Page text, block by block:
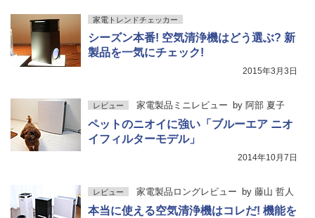
家電トレンドチェッカー
シーズン本番! 空気清浄機はどう選ぶ? 新
製品を一気にチェック!
2015年3月3日
レビュー 家電製品ミニレビュー by 阿部 夏子
ペットのニオイに強い「ブルーエア ニオ
イフィルターモデル」
2014年10月7日
レビュー 家電製品ロングレビュー by 藤山 哲人
本当に使える空気清浄機はコレだ! 機能を